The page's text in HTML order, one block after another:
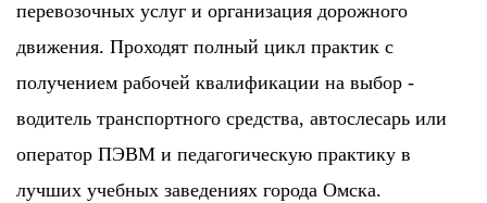
перевозочных услуг и организация дорожного
движения. Проходят полный цикл практик с
получением рабочей квалификации на выбор -
водитель транспортного средства, автослесарь или
оператор ПЭВМ и педагогическую практику в
лучших учебных заведениях города Омска.